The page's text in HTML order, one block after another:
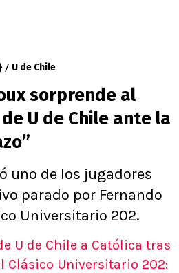
U de Chile
sorprende al
U de Chile ante la
uno de los jugadores
parado por Fernando
Universitario 202.
U de Chile a Católica tras
Clásico Universitario 202: